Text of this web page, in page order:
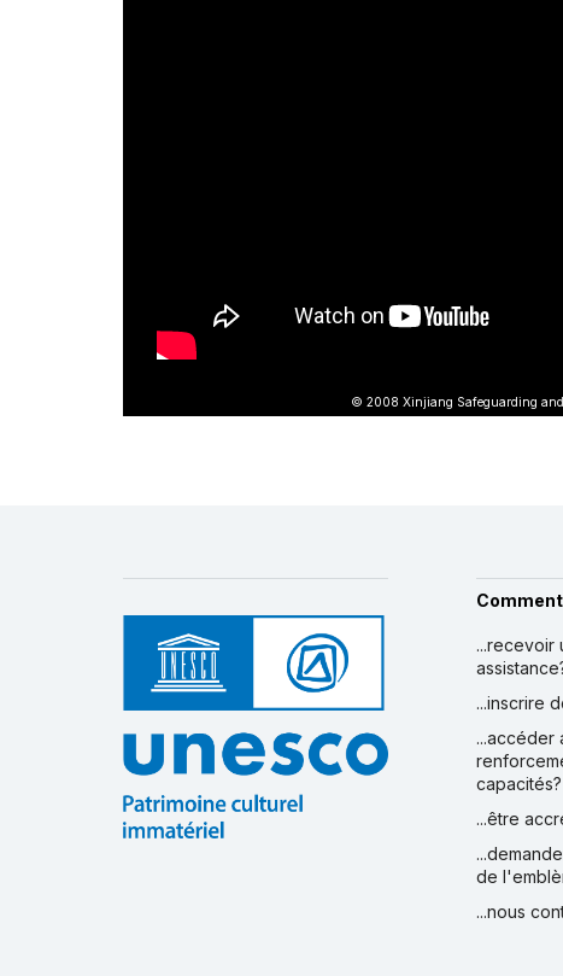
© 2008 Xinjiang Safeguarding and
...recevoir
...inscrire
...accéder
capacités?
...être
de
...nous